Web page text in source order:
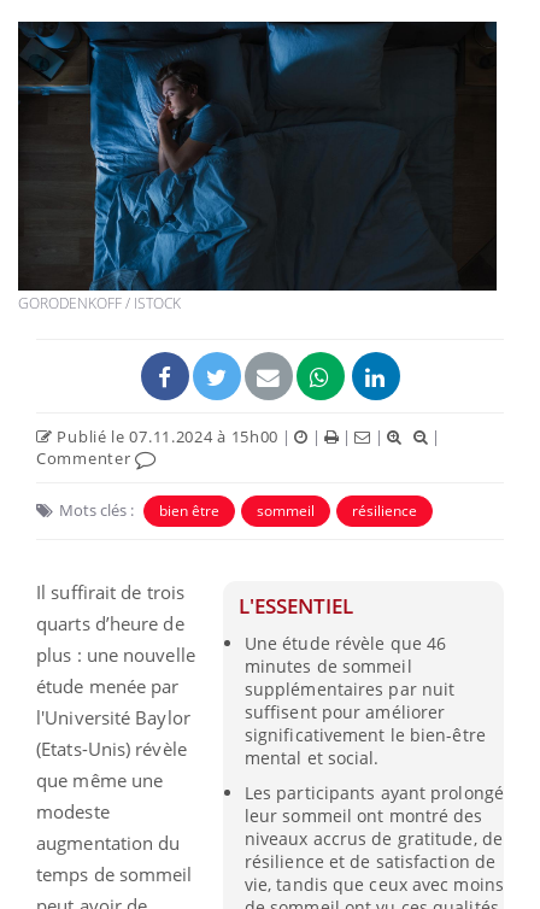
GORODENKOFF / ISTOCK
Publié le 07.11.2024 à 15h00 | | | |
|
Commenter
Mots clés : bien être sommeil résilience
L'ESSENTIEL
Une étude révèle que 46
minutes de sommeil
supplémentaires par nuit
suffisent pour améliorer
significativement le bien-être
mental et social.
Les participants ayant prolongé
leur sommeil ont montré des
niveaux accrus de gratitude, de
résilience et de satisfaction de
vie, tandis que ceux avec moins
Il suffirait de trois
quarts d’heure de
plus : une nouvelle
étude menée par
l'Université Baylor
(Etats-Unis) révèle
que même une
modeste
augmentation du
temps de sommeil